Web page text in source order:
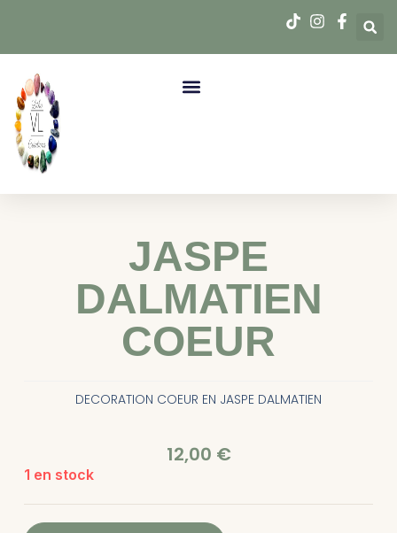
JASPE
DALMATIEN
COEUR
DECORATION COEUR EN JASPE DALMATIEN
12,00 €
1 en stock